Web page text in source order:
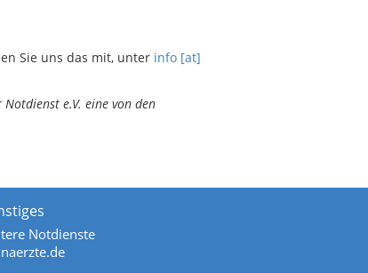
Sie uns das mit, unter info [at]
e.V. eine von den
Notdienste